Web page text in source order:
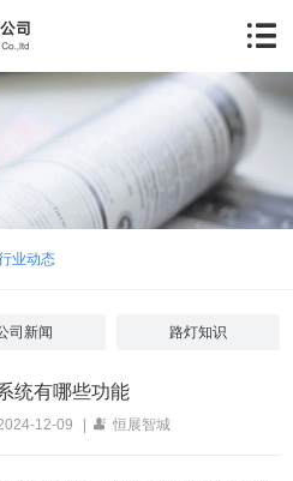
业动态
司新闻 路灯知识
统有哪些功能
12-09 恒展智城